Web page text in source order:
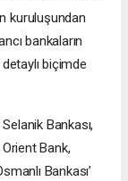
kuruluşundan
bankaların
biçimde
Bankası,
Bank,
Bankası’